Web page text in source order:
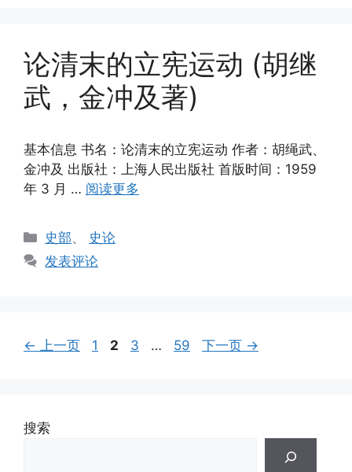
论清末的立宪运动 (胡继
武，金冲及著)
基本信息 书名：论清末的立宪运动 作者：胡绳武、
金冲及 出版社：上海人民出版社 首版时间：1959
年 3 月 … 阅读更多
分
类
史部、 史论
发表评论
← 上一页
页
1
页
2
页
3 …
页
59 下一页 →
搜索